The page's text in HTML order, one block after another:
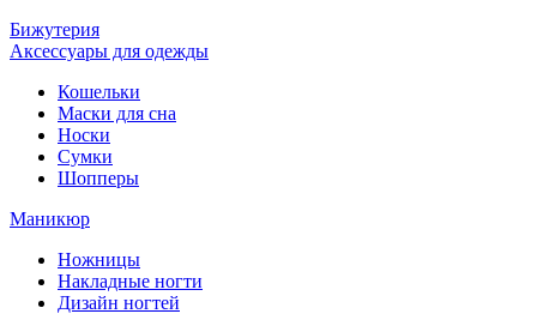
Бижутерия
Аксессуары для одежды
Кошельки
Маски для сна
Носки
Сумки
Шопперы
Маникюр
Ножницы
Накладные ногти
Дизайн ногтей